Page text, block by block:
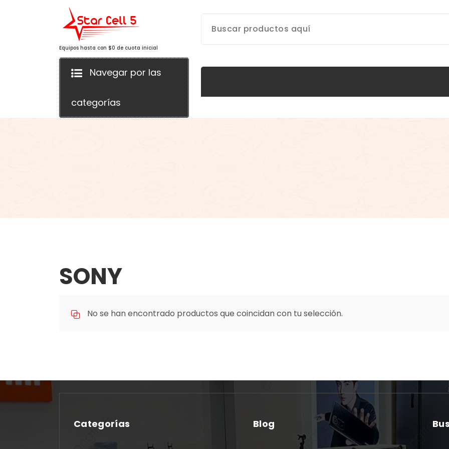
Equipos hasta con $0 de cuota inicial
Navegar por las
categorías
SONY
No se han encontrado productos que coincidan con tu selección.
Categorías Blog